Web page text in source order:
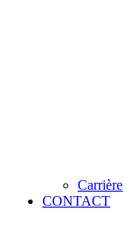
Carrière
CONTACT